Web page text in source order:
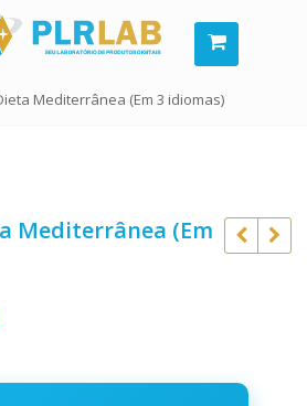
Mediterrânea (Em 3 idiomas)
Mediterrânea (Em